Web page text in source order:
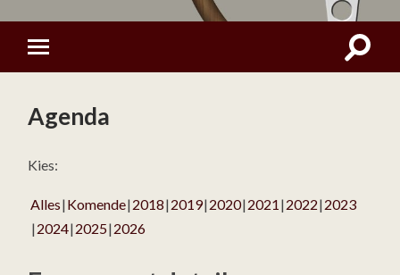
Agenda
Kies:
Alles Komende 2018 2019 2020 2021 2022 2023
2024 2025 2026